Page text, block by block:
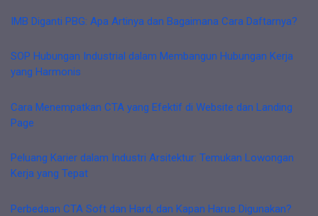
IMB Diganti PBG: Apa Artinya dan Bagaimana Cara Daftarnya?
SOP Hubungan Industrial dalam Membangun Hubungan Kerja
yang Harmonis
Cara Menempatkan CTA yang Efektif di Website dan Landing
Page
Peluang Karier dalam Industri Arsitektur: Temukan Lowongan
Kerja yang Tepat
Perbedaan CTA Soft dan Hard, dan Kapan Harus Digunakan?